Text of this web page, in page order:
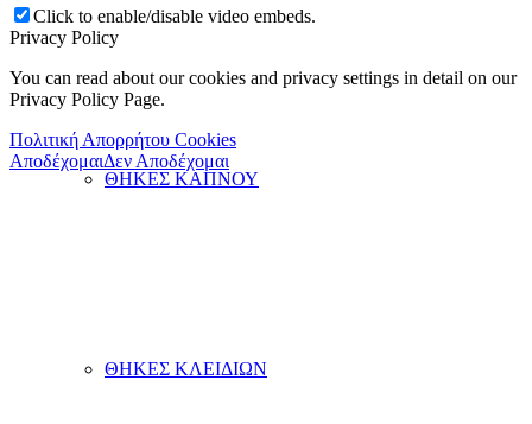
ΘΗΚΕΣ ΚΑΠΝΟΥ
ΘΗΚΕΣ ΚΛΕΙΔΙΩΝ
Click to enable/disable video embeds.
Privacy Policy
You can read about our cookies and privacy settings in detail on our
Privacy Policy Page.
Πολιτική Απορρήτου Cookies
ΑποδέχομαιΔεν Αποδέχομαι